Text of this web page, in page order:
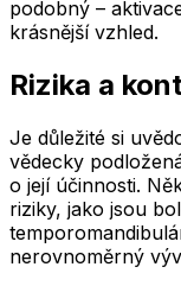
podobný –
krásnější vzhled.
Rizika a
Je důležité si
vědecky
o její účinnosti.
riziky, jako jsou
nerovnoměrný